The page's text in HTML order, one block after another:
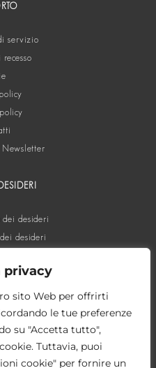
privacy
sito Web per offrirti
le tue preferenze
su "Accetta tutto",
Tuttavia, puoi
cookie" per fornire un
servizio
recesso
Newsletter
desideri
desideri